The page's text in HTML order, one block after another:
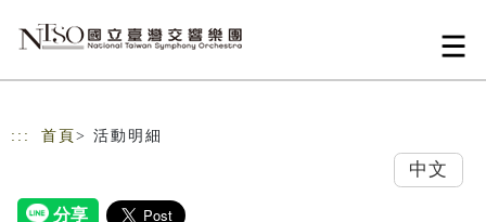
::: 首頁 > 活動明細
中文